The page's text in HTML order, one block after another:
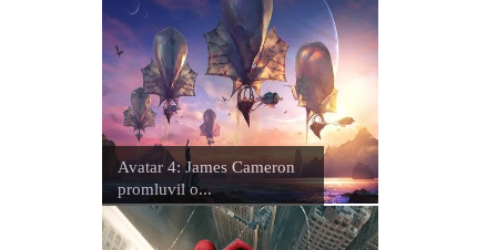
Avatar 4: James Cameron
promluvil o...